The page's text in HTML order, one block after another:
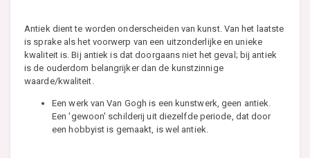
Antiek dient te worden onderscheiden van kunst. Van het laatste
is sprake als het voorwerp van een uitzonderlijke en unieke
kwaliteit is. Bij antiek is dat doorgaans niet het geval; bij antiek
is de ouderdom belangrijker dan de kunstzinnige
waarde/kwaliteit.
Een werk van Van Gogh is een kunstwerk, geen antiek.
Een 'gewoon' schilderij uit diezelfde periode, dat door
een hobbyist is gemaakt, is wel antiek.